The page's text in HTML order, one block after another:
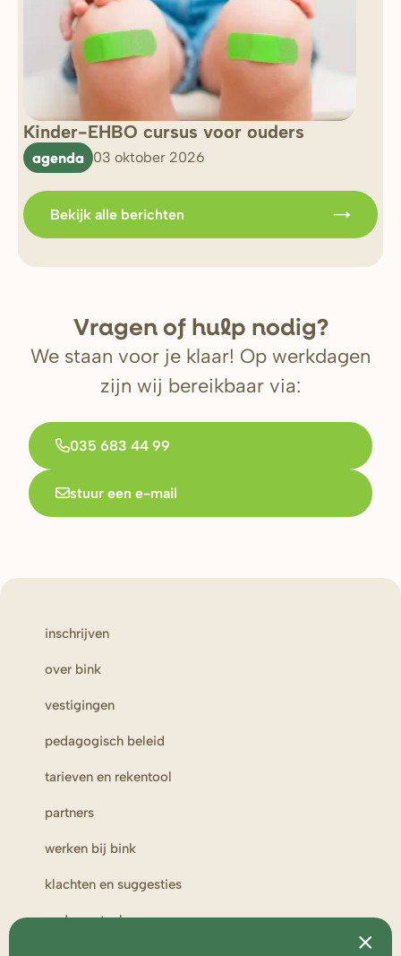
Kinder-EHBO cursus voor ouders
agenda 03 oktober 2026
Bekijk alle berichten
Vragen of hulp nodig?
We staan voor je klaar! Op werkdagen
zijn wij bereikbaar via:
035 683 44 99
stuur een e-mail
inschrijven
over bink
vestigingen
pedagogisch beleid
tarieven en rekentool
partners
werken bij bink
klachten en suggesties
ouderportaal